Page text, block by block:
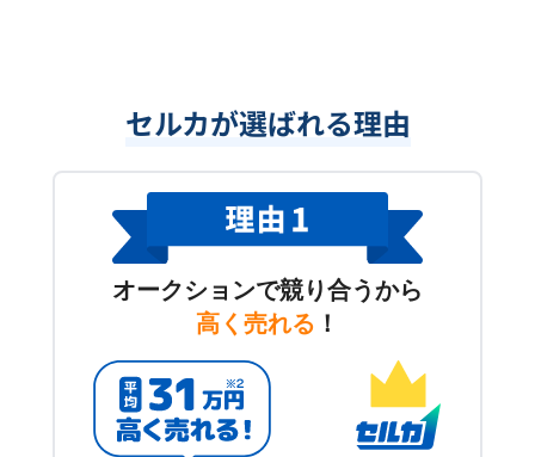
セルカが選ばれる理由
オークションで競り合うから
高く売れる ！